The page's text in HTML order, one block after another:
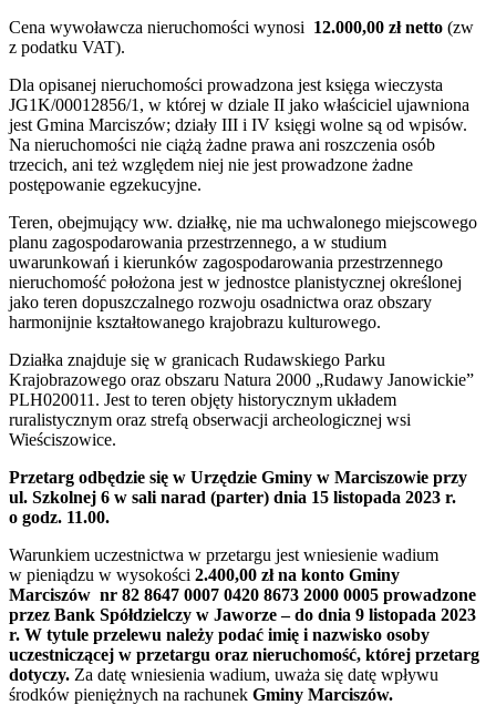
Cena wywoławcza nieruchomości wynosi 12.000,00 zł netto (zw
z podatku VAT).
Dla opisanej nieruchomości prowadzona jest księga wieczysta
JG1K/00012856/1, w której w dziale II jako właściciel ujawniona
jest Gmina Marciszów; działy III i IV księgi wolne są od wpisów.
Na nieruchomości nie ciążą żadne prawa ani roszczenia osób
trzecich, ani też względem niej nie jest prowadzone żadne
postępowanie egzekucyjne.
Teren, obejmujący ww. działkę, nie ma uchwalonego miejscowego
planu zagospodarowania przestrzennego, a w studium
uwarunkowań i kierunków zagospodarowania przestrzennego
nieruchomość położona jest w jednostce planistycznej określonej
jako teren dopuszczalnego rozwoju osadnictwa oraz obszary
harmonijnie kształtowanego krajobrazu kulturowego.
Działka znajduje się w granicach Rudawskiego Parku
Krajobrazowego oraz obszaru Natura 2000 „Rudawy Janowickie”
PLH020011. Jest to teren objęty historycznym układem
ruralistycznym oraz strefą obserwacji archeologicznej wsi
Wieściszowice.
Przetarg odbędzie się w Urzędzie Gminy w Marciszowie przy
ul. Szkolnej 6 w sali narad (parter) dnia 15 listopada 2023 r.
o godz. 11.00.
Warunkiem uczestnictwa w przetargu jest wniesienie wadium
w pieniądzu w wysokości 2.400,00 złna konto Gminy
Marciszów nr 82 8647 0007 0420 8673 2000 0005 prowadzone
przez Bank Spółdzielczy w Jaworze – do dnia 9 listopada 2023
r. W tytule przelewu należy podać imię i nazwisko osoby
uczestniczącej w przetargu oraz nieruchomość, której przetarg
dotyczy. Za datę wniesienia wadium, uważa się datę wpływu
środków pieniężnych na rachunek Gminy Marciszów.